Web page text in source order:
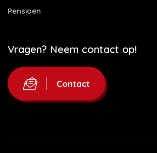
Pensioen
Vragen? Neem contact op!
Contact